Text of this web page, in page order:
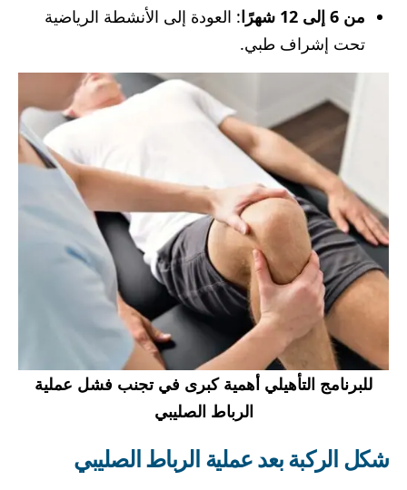
من 6 إلى 12 شهرًا
: العودة إلى الأنشطة الرياضية
تحت إشراف طبي.
للبرنامج التأهيلي أهمية كبرى في تجنب فشل عملية
الرباط الصليبي
شكل الركبة بعد عملية الرباط الصليبي